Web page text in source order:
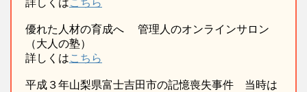
詳しくはこちら
優れた人材の育成へ 管理人のオンラインサロン
（大人の塾）
詳しくはこちら
平成３年山梨県富士吉田市の記憶喪失事件 当時は